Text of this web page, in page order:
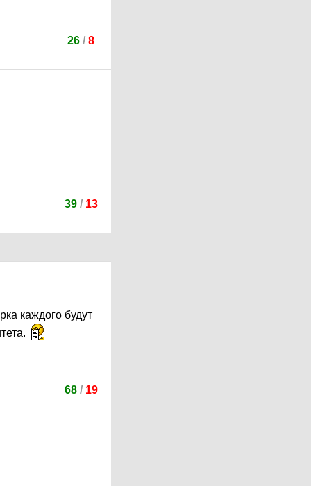
26 / 8
39/ 13
каждого будут
68/ 19